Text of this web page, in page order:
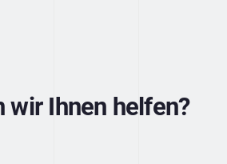
wir Ihnen helfen?